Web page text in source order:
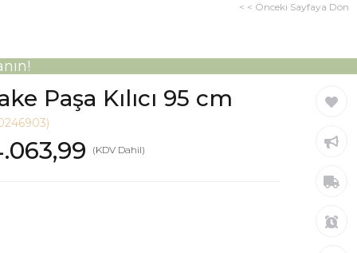
< < Önceki Sayfaya Dön
Paşa Kılıcı 95 cm
(KDV Dahil)